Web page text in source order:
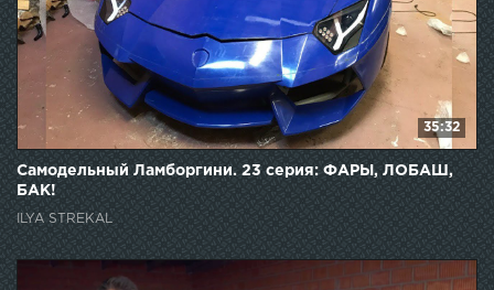
35:32
Самодельный Ламборгини. 23 серия: ФАРЫ, ЛОБАШ,
БАК!
ILYA STREKAL